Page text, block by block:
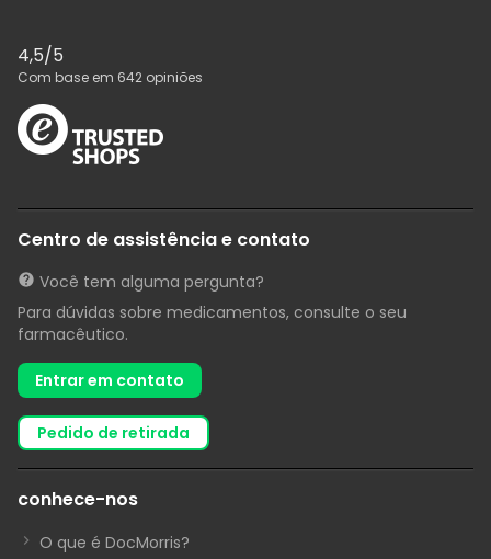
4,5/5
Com base em 642 opiniões
Centro de assistência e contato
Você tem alguma pergunta?
Para dúvidas sobre medicamentos, consulte o seu
farmacêutico.
Entrar em contato
pedido de retirada
conhece-nos
O que é DocMorris?